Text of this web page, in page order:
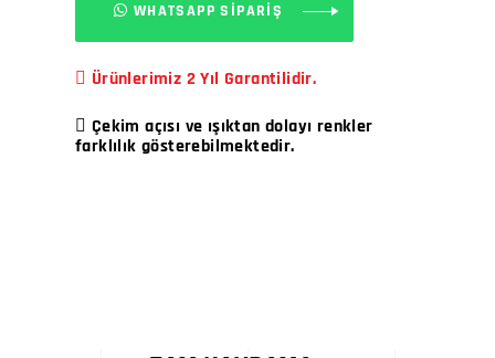
WHATSAPP SİPARİŞ
Ürünlerimiz 2 Yıl Garantilidir.
Çekim açısı ve ışıktan dolayı renkler
farklılık gösterebilmektedir.